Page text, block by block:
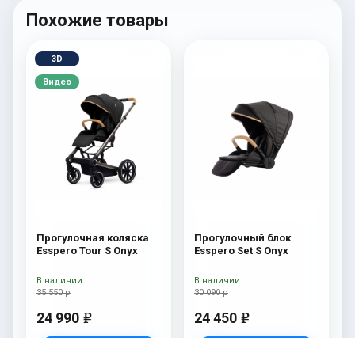
Похожие товары
3D
Видео
Прогулочная коляска
Esspero Tour S Onyx
35 550 р
24 990 e
В наличии
Прогулочный блок
Esspero Set S Onyx
30 090 р
24 450 e
В наличии